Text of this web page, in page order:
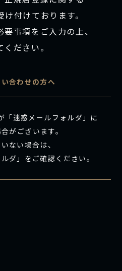
付けております。
事項をご入力の上、
ださい。
合わせの方へ
「迷惑メールフォルダ」に
がございます。
ない場合は、
ダ」をご確認ください。